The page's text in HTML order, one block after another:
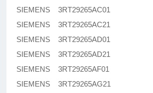
SIEMENS 3RT29265AC01
SIEMENS 3RT29265AC21
SIEMENS 3RT29265AD01
SIEMENS 3RT29265AD21
SIEMENS 3RT29265AF01
SIEMENS 3RT29265AG21